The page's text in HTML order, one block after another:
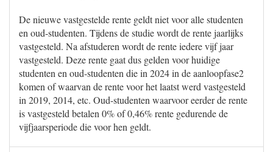
De nieuwe vastgestelde rente geldt niet voor alle studenten
en oud-studenten. Tijdens de studie wordt de rente jaarlijks
vastgesteld. Na afstuderen wordt de rente iedere vijf jaar
vastgesteld. Deze rente gaat dus gelden voor huidige
studenten en oud-studenten die in 2024 in de aanloopfase2
komen of waarvan de rente voor het laatst werd vastgesteld
in 2019, 2014, etc. Oud-studenten waarvoor eerder de rente
is vastgesteld betalen 0% of 0,46% rente gedurende de
vijfjaarsperiode die voor hen geldt.